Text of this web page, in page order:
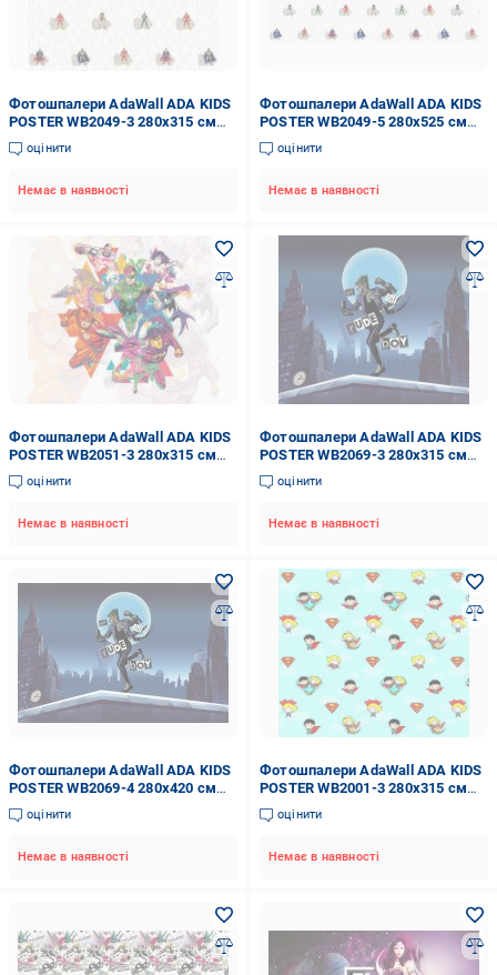
Фотошпалери AdaWall ADA KIDS
POSTER WB2049-3 280x315 см
8,82 кв.м
оцінити
Немає в наявності
Фотошпалери AdaWall ADA KIDS
POSTER WB2049-5 280x525 см
14,7 кв.м
оцінити
Немає в наявності
Фотошпалери AdaWall ADA KIDS
POSTER WB2051-3 280x315 см
8,82 кв.м
оцінити
Немає в наявності
Фотошпалери AdaWall ADA KIDS
POSTER WB2069-3 280x315 см
8,82 кв.м
оцінити
Немає в наявності
Фотошпалери AdaWall ADA KIDS
POSTER WB2069-4 280x420 см
11,76 кв.м
оцінити
Немає в наявності
Фотошпалери AdaWall ADA KIDS
POSTER WB2001-3 280x315 см
8,82 кв.м
оцінити
Немає в наявності